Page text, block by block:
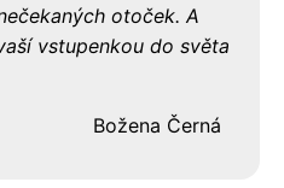
otoček. A
vstupenkou do světa
Božena Černá